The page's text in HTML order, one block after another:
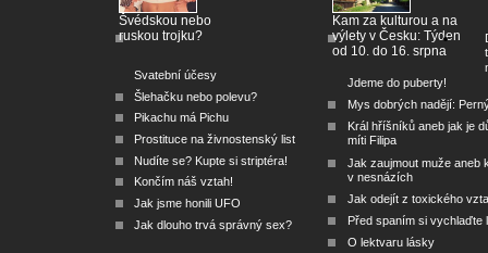
Švédskou nebo
ruskou trojku?
Svatební účesy
Šlehačku nebo polevu?
Pikachu má Pichu
Prostituce na živnostenský list
Nudíte se? Kupte si striptéra!
Končím náš vztah!
Jak jsme honili UFO
Jak dlouho trvá správný sex?
Kam za kulturou a na
výlety v Česku: Týden
od 10. do 16. srpna
Jdeme do puberty!
Mys dobrých nadějí:
Král hříšníků aneb jak je
míti Filipa
Jak zaujmout muže aneb
v nesnázích
Jak odejít z toxického
Před spaním si vychlaďte
O lektvaru lásky